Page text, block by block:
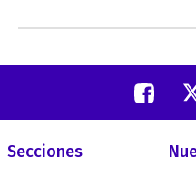
Secciones